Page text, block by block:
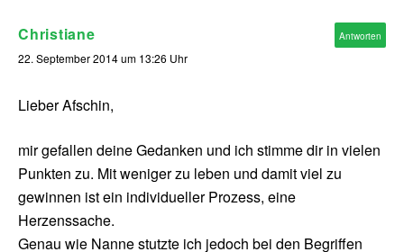
Christiane
22. September 2014 um 13:26 Uhr
Lieber Afschin,
mir gefallen deine Gedanken und ich stimme dir in vielen
Punkten zu. Mit weniger zu leben und damit viel zu
gewinnen ist ein individueller Prozess, eine
Herzenssache.
Genau wie Nanne stutzte ich jedoch bei den Begriffen
Antworten